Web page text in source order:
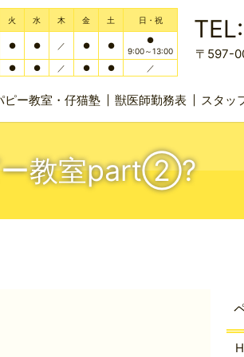
ピー教室・仔猫塾 獣医師勤務表 スタッ
火 水 木 金 土 日・祝
● ● ／ ● ●
●
9:00～13:00
● ● ／ ● ● ／
〒597-
教室part②?